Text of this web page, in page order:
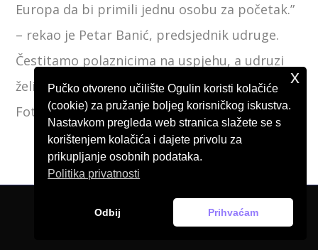
Europa da bi primili jednu osobu za početak.”
– rekao je Petar Banić, predsjednik udruge.
Čestitamo polaznicima na uspjehu, a udruzi
želimo uspjeh u nastavku plemenitog rada.
Fotografija:https://karlovacki.hr/
© Pučko otvoreno učilište Ogulin, 2026.
Pučko otvoreno učilište Ogulin koristi kolačiće
(cookie) za pružanje boljeg korisničkog iskustva.
Nastavkom pregleda web stranica slažete se s
korištenjem kolačića i dajete privolu za
prikupljanje osobnih podataka.
Politika privatnosti
Odbij Prihvaćam
x